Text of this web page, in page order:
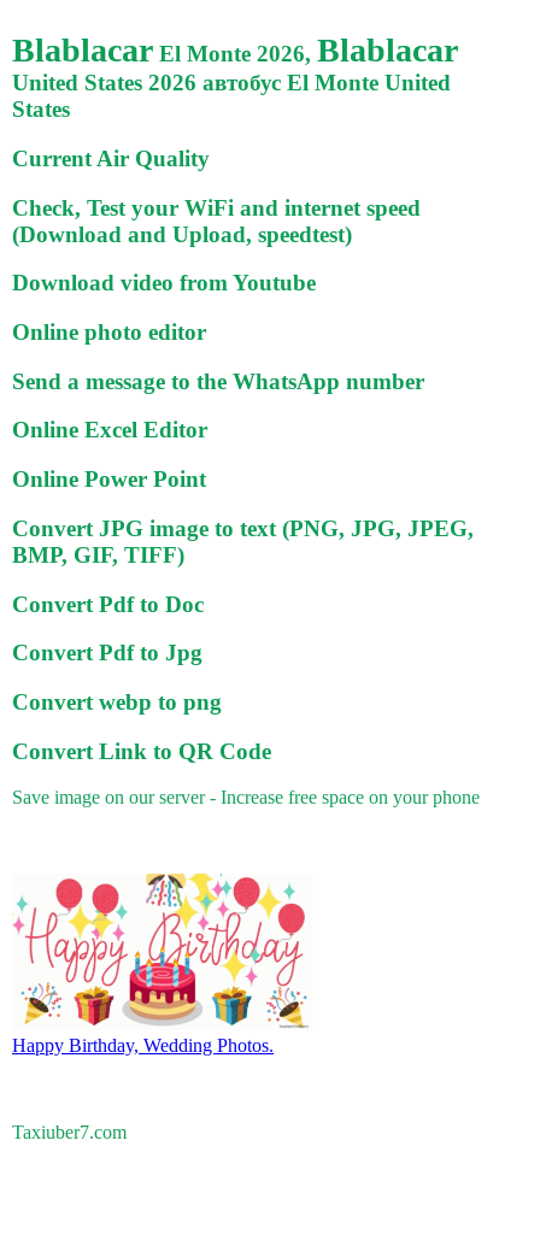
Blablacar El Monte 2026, Blablacar
United States 2026 автобус El Monte United
States
Current Air Quality
Check, Test your WiFi and internet speed
(Download and Upload, speedtest)
Download video from Youtube
Online photo editor
Send a message to the WhatsApp number
Online Excel Editor
Online Power Point
Convert JPG image to text (PNG, JPG, JPEG,
BMP, GIF, TIFF)
Convert Pdf to Doc
Convert Pdf to Jpg
Convert webp to png
Convert Link to QR Code
Save image on our server - Increase free space on your phone
Happy Birthday, Wedding Photos.
Taxiuber7.com